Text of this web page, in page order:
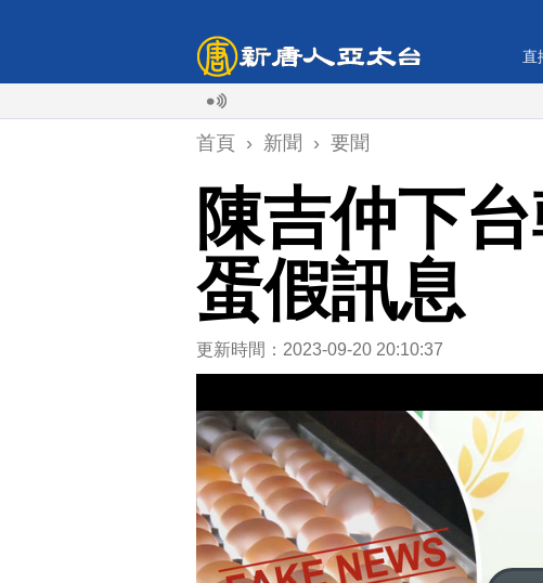
直
首頁 › 新聞 › 要聞
陳吉仲下
蛋假訊息
更新時間：2023-09-20 20:10:37